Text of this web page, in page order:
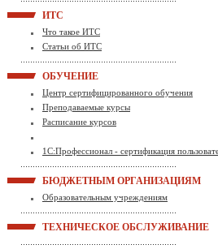
ИТС
Что такое ИТС
Статьи об ИТС
ОБУЧЕНИЕ
Центр сертифицированного обучения
Преподаваемые курсы
Расписание курсов
1С:Профессионал - сертификация
БЮДЖЕТНЫМ ОРГАНИЗАЦИЯМ
Образовательным учреждениям
ТЕХНИЧЕСКОЕ ОБСЛУЖИВАНИЕ